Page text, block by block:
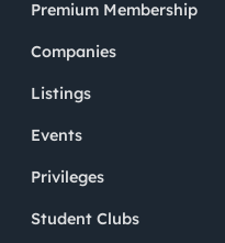
Premium Membership
Companies
Listings
Events
Privileges
Student Clubs